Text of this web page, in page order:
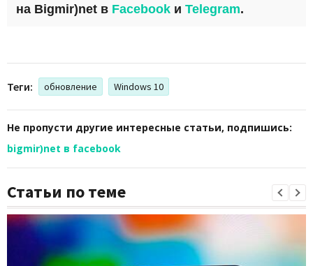
на Bigmir)net в Facebook и Telegram.
Теги: обновление Windows 10
Не пропусти другие интересные статьи, подпишись:
bigmir)net в facebook
Статьи по теме